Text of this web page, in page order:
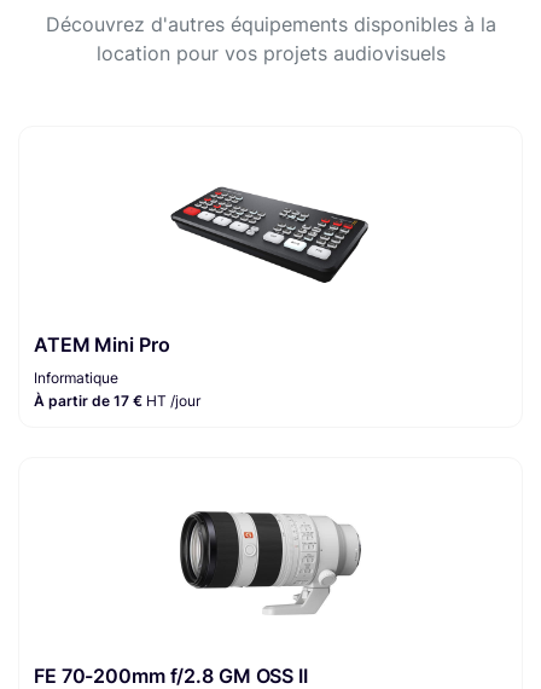
Découvrez d'autres équipements disponibles à la
location pour vos projets audiovisuels
ATEM Mini Pro
Informatique
À partir de 17 € HT /jour
FE 70-200mm f/2.8 GM OSS II